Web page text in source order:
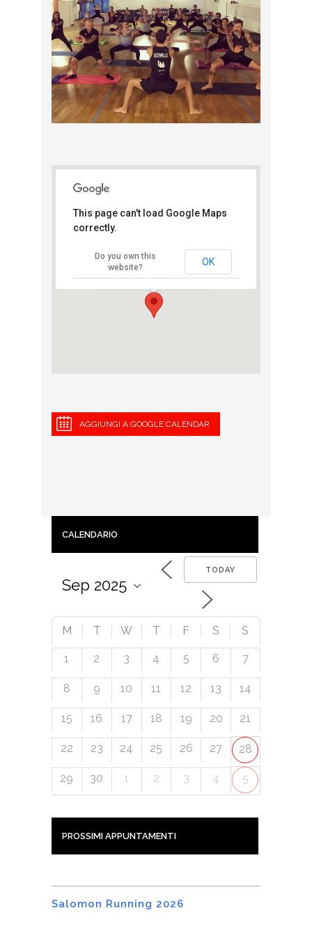
Palestrina del
Via Cimabue 12 - Milano
View Eventi
This page can't load Google Maps
correctly.
Do you own this
website?
OK
AGGIUNGI A GOOGLE CALENDAR
CALENDARIO
TODAY
M T W T F S S
1 2 3 4 5 6 7
8 9 10 11 12 13 14
15 16 17 18 19 20 21
22 23 24 25 26 27 28
29 30 1 2 3 4 5
PROSSIMI APPUNTAMENTI
Salomon Running 2026